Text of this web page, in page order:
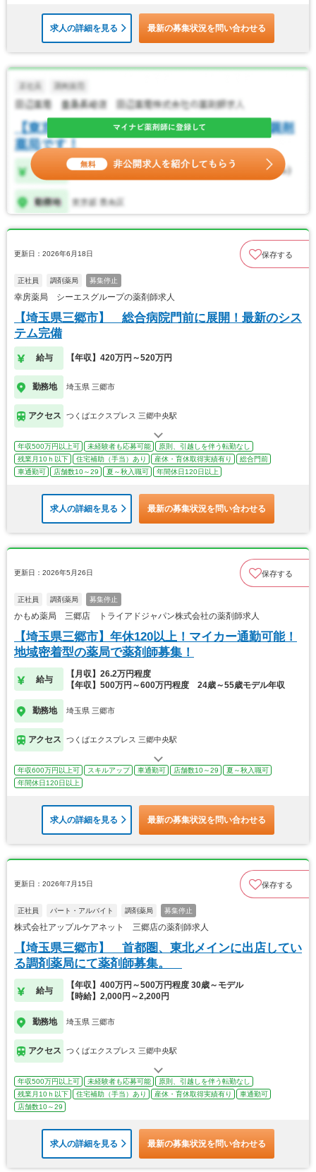
求人の詳細を見る 最新の募集状況を問い合わせる
更新日：2026年6月18日 保存する
正社員 調剤薬局 募集停止
幸房薬局 シーエスグループの薬剤師求人
【埼玉県三郷市】 総合病院門前に展開！最新のシス
テム完備
給与 【年収】420万円～520万円
勤務地 埼玉県 三郷市
アクセス つくばエクスプレス 三郷中央駅
年収500万円以上可 未経験者も応募可能
原則、引越しを伴う転勤なし
残業月10ｈ以下
住宅補助（手当）あり 産休・育休取得実績有り
総合門前
車通勤可
店舗数10～29 夏～秋入職可 年間休日120日以上
求人の詳細を見る 最新の募集状況を問い合わせる
更新日：2026年5月26日 保存する
正社員 調剤薬局 募集停止
かもめ薬局 三郷店 トライアドジャパン株式会社の薬剤師求人
【埼玉県三郷市】年休120以上！マイカー通勤可能！
地域密着型の薬局で薬剤師募集！
給与
【月収】26.2万円程度
【年収】500万円～600万円程度 24歳～55歳モデル年収
勤務地 埼玉県 三郷市
アクセス つくばエクスプレス 三郷中央駅
年収600万円以上可 スキルアップ 車通勤可 店舗数10～29
夏～秋入職可
年間休日120日以上
求人の詳細を見る 最新の募集状況を問い合わせる
更新日：2026年7月15日 保存する
正社員 パート・アルバイト 調剤薬局 募集停止
株式会社アップルケアネット 三郷店の薬剤師求人
【埼玉県三郷市】 首都圏、東北メインに出店してい
る調剤薬局にて薬剤師募集。
給与
【年収】400万円～500万円程度 30歳～モデル
【時給】2,000円～2,200円
勤務地 埼玉県 三郷市
アクセス つくばエクスプレス 三郷中央駅
年収500万円以上可 未経験者も応募可能
原則、引越しを伴う転勤なし
残業月10ｈ以下
住宅補助（手当）あり 産休・育休取得実績有り
車通勤可
店舗数10～29
求人の詳細を見る 最新の募集状況を問い合わせる